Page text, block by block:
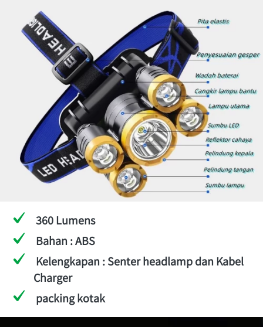
360 Lumens
Bahan : ABS
Kelengkapan : Senter headlamp dan Kabel
Charger
packing kotak